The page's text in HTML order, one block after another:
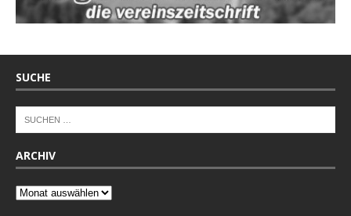
SUCHE
ARCHIV